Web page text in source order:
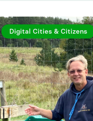
Digital Cities & Citizens